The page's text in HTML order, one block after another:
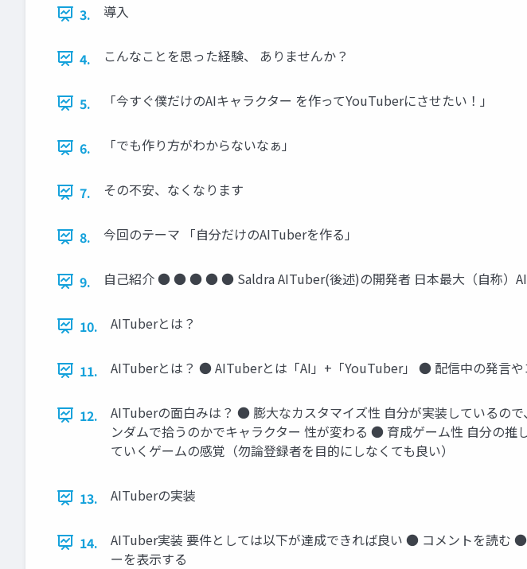
3. 導入
4. こんなことを思った経験、 ありませんか？
5. 「今すぐ僕だけのAIキャラクター を作ってYouTuberにさせたい！」
6. 「でも作り方がわからないなぁ」
7. その不安、なくなります
8. 今回のテーマ 「自分だけのAITuberを作る」
9. 自己紹介 ● ● ● ● ● Saldra AITuber(後述)の開発者 日本最大（自称）
10. AITuberとは？
11. AITuberとは？ ● AITuberとは「AI」+「YouTuber」 ● 配信中の発言
12.
AITuberの面白みは？ ● 膨大なカスタマイズ性 自分が実装しているの
ンダムで拾うのかでキャラクター 性が変わる ● 育成ゲーム性 自分の
ていくゲームの感覚（勿論登録者を目的にしなくても良い）
13. AITuberの実装
14.
AITuber実装 要件としては以下が達成できれば良い ● コメントを読む
ーを表示する